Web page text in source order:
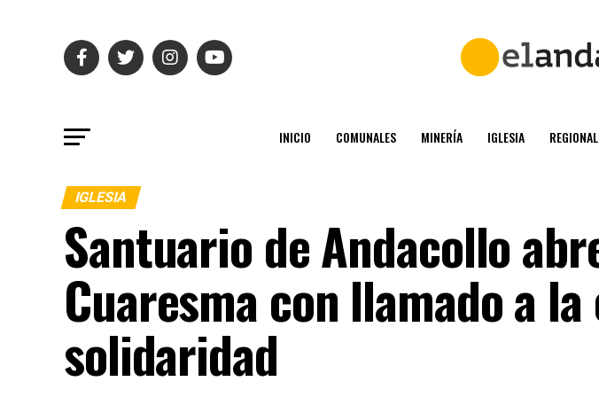
INICIO COMUNALES MINERÍA IGLESIA
IGLESIA
Santuario de Andacollo
Cuaresma con llamado a
solidaridad